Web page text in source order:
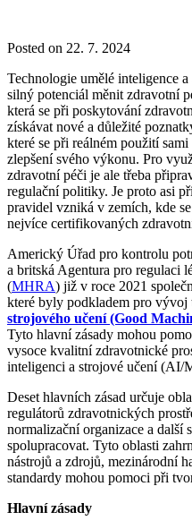
Posted on 22. 7. 2024
Technologie umělé inteligence
silný potenciál měnit zdravotní
která se při poskytování
získávat nové a důležité
které se při reálném použití
zlepšení svého výkonu. Pro
zdravotní péči je ale třeba
regulační politiky. Je proto asi
pravidel vzniká v zemích, kde
nejvíce certifikovaných
Americký Úřad pro kontrolu
a britská Agentura pro regulaci
(MHRA) již v roce 2021
které byly podkladem pro vývoj
strojového učení (Good
Tyto hlavní zásady mohou
vysoce kvalitní zdravotnické
inteligenci a strojové učení (AI/
Deset hlavních zásad určuje
regulátorů zdravotnických
normalizační organizace a další
spolupracovat. Tyto oblasti
nástrojů a zdrojů, mezinárodní
standardy mohou pomoci při
Hlavní zásady